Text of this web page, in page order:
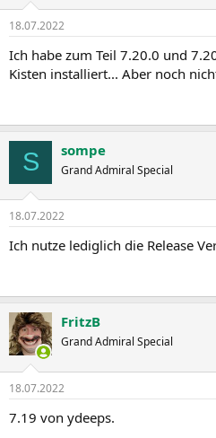
n
e
n
:
18.07.2022
Ich habe zum Teil 7.20.0 und
Kisten installiert... Aber noch
S sompe
Grand Admiral Special
18.07.2022
Ich nutze lediglich die Release
FritzB
Grand Admiral Special
18.07.2022
7.19 von ydeeps.